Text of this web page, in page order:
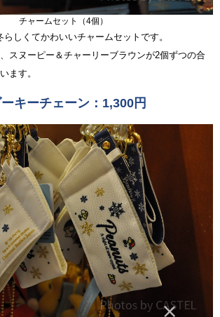
チャームセット（4個）
しくてかわいいチャームセットです。
スヌーピー＆チャーリーブラウンが2個ずつの合
ます。
キーチェーン：1,300円